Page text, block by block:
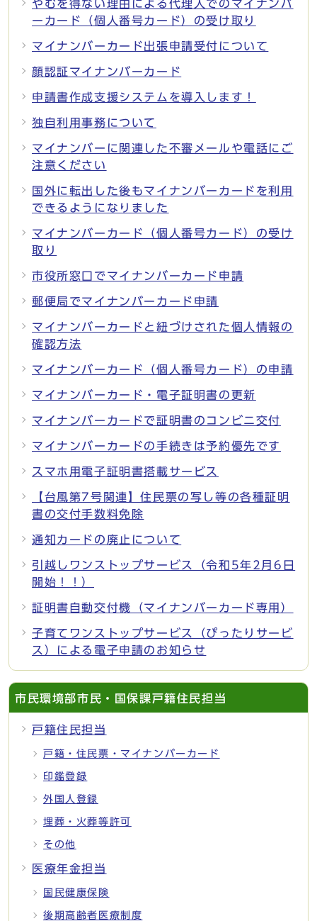
やむを得ない理由による代理人でのマイナンバ
ーカード（個人番号カード）の受け取り
マイナンバーカード出張申請受付について
顔認証マイナンバーカード
申請書作成支援システムを導入します！
独自利用事務について
マイナンバーに関連した不審メールや電話にご
注意ください
国外に転出した後もマイナンバーカードを利用
できるようになりました
マイナンバーカード（個人番号カード）の受け
取り
市役所窓口でマイナンバーカード申請
郵便局でマイナンバーカード申請
マイナンバーカードと紐づけされた個人情報の
確認方法
マイナンバーカード（個人番号カード）の申請
マイナンバーカード・電子証明書の更新
マイナンバーカードで証明書のコンビニ交付
マイナンバーカードの手続きは予約優先です
スマホ用電子証明書搭載サービス
【台風第7号関連】住民票の写し等の各種証明
書の交付手数料免除
通知カードの廃止について
引越しワンストップサービス（令和5年2月6日
開始！！）
証明書自動交付機（マイナンバーカード専用）
子育てワンストップサービス（ぴったりサービ
ス）による電子申請のお知らせ
市民環境部市民・国保課戸籍住民担当
戸籍住民担当
戸籍・住民票・マイナンバーカード
印鑑登録
外国人登録
埋葬・火葬等許可
その他
医療年金担当
国民健康保険
後期高齢者医療制度